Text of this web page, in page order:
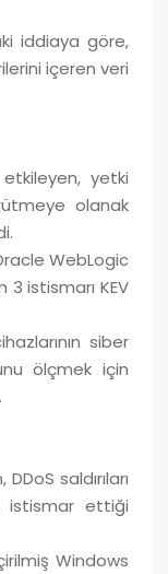
iddiaya göre,
içeren veri
yetki
olanak
WebLogic
istismarı KEV
siber
ölçmek için
saldırıları
istismar ettiği
Windows